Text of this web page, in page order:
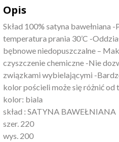
Opis
Skład 100% satyna bawełniana
temperatura prania 30’C -
bębnowe niedopuszczalne –
czyszczenie chemiczne -Nie
związkami wybielającymi -
kolor pościeli może się różnić od
kolor: biala
skład : SATYNA BAWEŁNIANA
szer. 220
wys. 200